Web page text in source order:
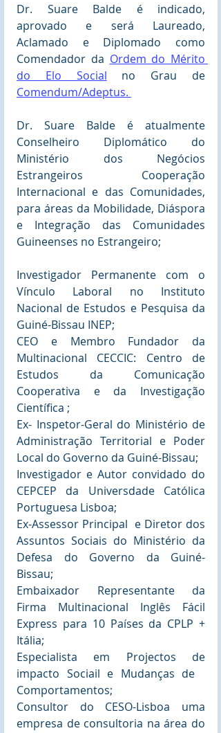
Dr. Suare Balde é indicado,
aprovado e será Laureado,
Aclamado e Diplomado como
Comendador da Ordem do Mérito
do Elo Social
Comendum/Adeptus.
Dr. Suare Balde é atualmente
Conselheiro Diplomático do
Ministério dos Negócios
Estrangeiros Cooperação
Internacional e das Comunidades,
para áreas da Mobilidade, Diáspora
e Integração das Comunidades
Guineenses no Estrangeiro;
Investigador Permanente com o
Vínculo Laboral no Instituto
Nacional de Estudos e Pesquisa da
Guiné-Bissau INEP;
CEO e Membro Fundador da
Multinacional CECCIC: Centro de
Estudos da Comunicação
Cooperativa e da Investigação
Científica ;
Ex- Inspetor-Geral do Ministério de
Administração Territorial e Poder
Local do Governo da Guiné-Bissau;
Investigador e Autor convidado do
CEPCEP da Universdade Católica
Portuguesa Lisboa;
Ex-Assessor Principal  e Diretor dos
Assuntos Sociais do Ministério da
Defesa do Governo da Guiné-
Bissau;
Embaixador Representante da
Firma Multinacional Inglês Fácil
Express para 10 Países da CPLP +
Itália;
Especialista em Projectos de
impacto Sociail e Mudanças de
Comportamentos;
Consultor do CESO-Lisboa uma
empresa de consultoria na área do